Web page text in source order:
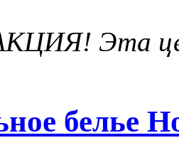
Эта
белье